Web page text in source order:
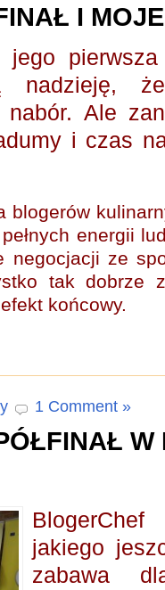
I
pierwsza
nadzieję,
Ale
i czas
blogerów
energii
negocjacji ze
tak dobrze
końcowy.
1 Comment »
W
jakiego
zabawa